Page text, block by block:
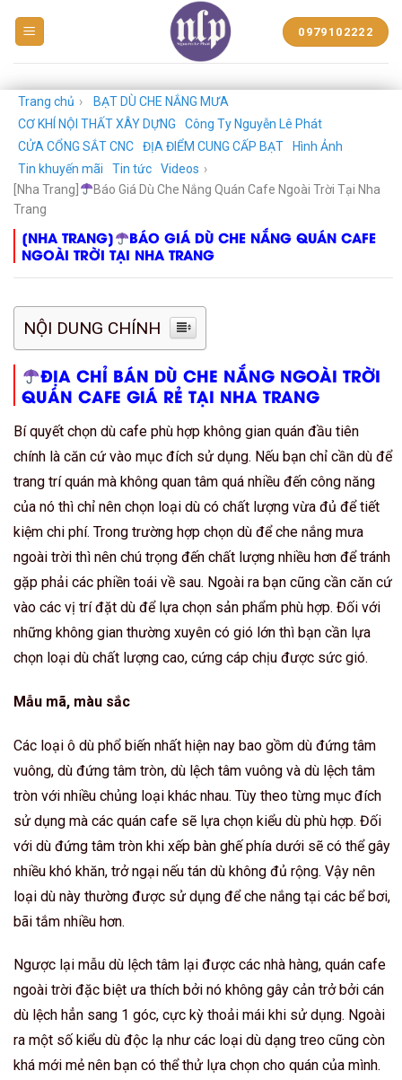
NHỰA
PHÁT
0979102222
Trang chủ ›
BẠT DÙ CHE NẮNG MƯA
CƠ KHÍ NỘI THẤT XÂY DỰNG
Công Ty Nguyễn Lê Phát
CỬA CỔNG SẮT CNC
ĐỊA ĐIỂM CUNG CẤP BẠT
Hình Ảnh
Tin khuyến mãi
Tin tức Videos ›
[Nha Trang]
Báo Giá Dù Che Nắng Quán Cafe Ngoài Trời Tại Nha
Trang
[NHA TRANG]
BÁO GIÁ DÙ CHE NẮNG QUÁN CAFE
NGOÀI TRỜI TẠI NHA TRANG
NỘI DUNG CHÍNH
ĐỊA CHỈ BÁN DÙ CHE NẮNG NGOÀI TRỜI
QUÁN CAFE GIÁ RẺ TẠI NHA TRANG
Bí quyết chọn dù cafe phù hợp không gian quán đầu tiên
chính là căn cứ vào mục đích sử dụng. Nếu bạn chỉ cần dù để
trang trí quán mà không quan tâm quá nhiều đến công năng
của nó thì chỉ nên chọn loại dù có chất lượng vừa đủ để tiết
kiệm chi phí. Trong trường hợp chọn dù để che nắng mưa
ngoài trời thì nên chú trọng đến chất lượng nhiều hơn để tránh
gặp phải các phiền toái về sau. Ngoài ra bạn cũng cần căn cứ
vào các vị trí đặt dù để lựa chọn sản phẩm phù hợp. Đối với
những không gian thường xuyên có gió lớn thì bạn cần lựa
chọn loại dù chất lượng cao, cứng cáp chịu được sức gió.
Mẫu mã, màu sắc
Các loại ô dù phổ biến nhất hiện nay bao gồm dù đứng tâm
vuông, dù đứng tâm tròn, dù lệch tâm vuông và dù lệch tâm
tròn với nhiều chủng loại khác nhau. Tùy theo từng mục đích
sử dụng mà các quán cafe sẽ lựa chọn kiểu dù phù hợp. Đối
với dù đứng tâm tròn khi xếp bàn ghế phía dưới sẽ có thể gây
nhiều khó khăn, trở ngại nếu tán dù không đủ rộng. Vậy nên
loại dù này thường được sử dụng để che nắng tại các bể bơi,
bãi tắm nhiều hơn.
Ngược lại mẫu dù lệch tâm lại được các nhà hàng, quán cafe
ngoài trời đặc biệt ưa thích bởi nó không gây cản trở bởi cán
dù lệch hẳn sang 1 góc, cực kỳ thoải mái khi sử dụng. Ngoài
ra một số kiểu dù độc lạ như các loại dù dạng treo cũng còn
khá mới mẻ nên bạn có thể thử lựa chọn cho quán của mình.